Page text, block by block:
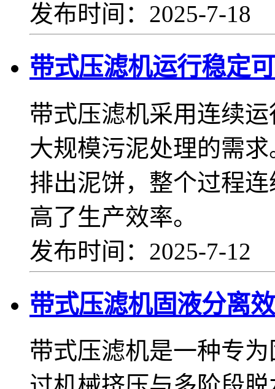
发布时间：2025-7-18
带式压滤机运行稳定
带式压滤机采用连续
大规模污泥处理的需
排出泥饼，整个过程
高了生产效率。
发布时间：2025-7-12
带式压滤机固液分离
带式压滤机是一种专